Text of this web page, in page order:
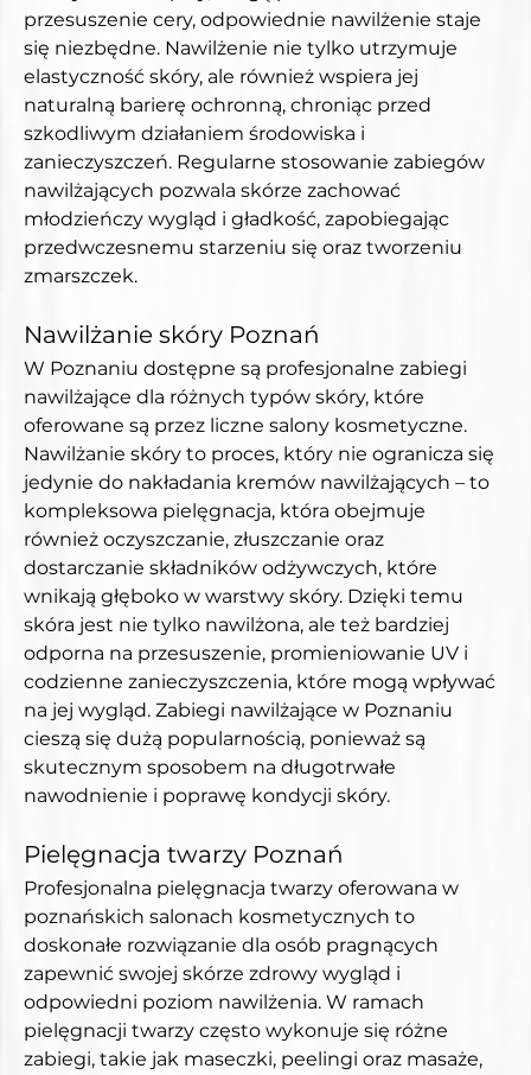
przesuszenie cery, odpowiednie nawilżenie staje
się niezbędne. Nawilżenie nie tylko utrzymuje
elastyczność skóry, ale również wspiera jej
naturalną barierę ochronną, chroniąc przed
szkodliwym działaniem środowiska i
zanieczyszczeń. Regularne stosowanie zabiegów
nawilżających pozwala skórze zachować
młodzieńczy wygląd i gładkość, zapobiegając
przedwczesnemu starzeniu się oraz tworzeniu
zmarszczek.
Nawilżanie skóry Poznań
W Poznaniu dostępne są profesjonalne zabiegi
nawilżające dla różnych typów skóry, które
oferowane są przez liczne salony kosmetyczne.
Nawilżanie skóry to proces, który nie ogranicza się
jedynie do nakładania kremów nawilżających – to
kompleksowa pielęgnacja, która obejmuje
również oczyszczanie, złuszczanie oraz
dostarczanie składników odżywczych, które
wnikają głęboko w warstwy skóry. Dzięki temu
skóra jest nie tylko nawilżona, ale też bardziej
odporna na przesuszenie, promieniowanie UV i
codzienne zanieczyszczenia, które mogą wpływać
na jej wygląd. Zabiegi nawilżające w Poznaniu
cieszą się dużą popularnością, ponieważ są
skutecznym sposobem na długotrwałe
nawodnienie i poprawę kondycji skóry.
Pielęgnacja twarzy Poznań
Profesjonalna pielęgnacja twarzy oferowana w
poznańskich salonach kosmetycznych to
doskonałe rozwiązanie dla osób pragnących
zapewnić swojej skórze zdrowy wygląd i
odpowiedni poziom nawilżenia. W ramach
pielęgnacji twarzy często wykonuje się różne
zabiegi, takie jak maseczki, peelingi oraz masaże,